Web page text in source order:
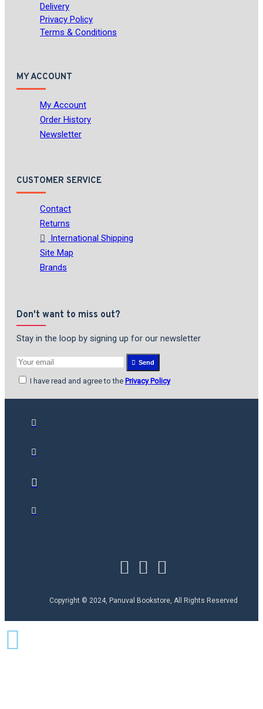
Delivery
Privacy Policy
Terms & Conditions
MY ACCOUNT
My Account
Order History
Newsletter
CUSTOMER SERVICE
Contact
Returns
International Shipping
Site Map
Brands
Don't want to miss out?
Stay in the loop by signing up for our newsletter
Send
I have read and agree to the Privacy Policy
Copyright © 2024, Panuval Bookstore, All Rights Reserved